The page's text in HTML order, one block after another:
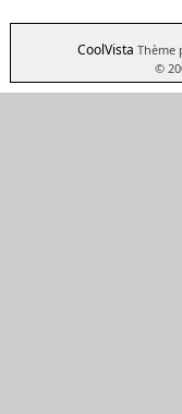
CoolVista Thème
©